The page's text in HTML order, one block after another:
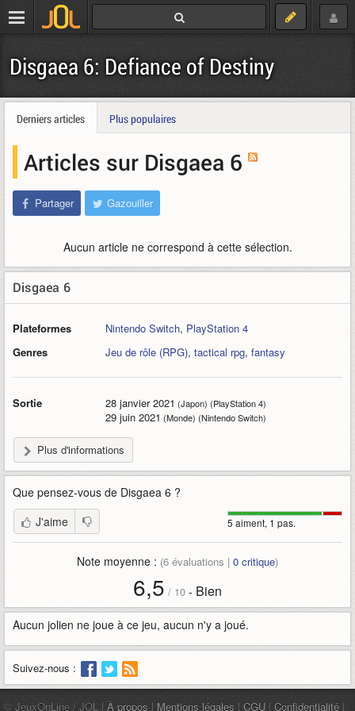
Disgaea 6: Defiance of Destiny
Derniers articles Plus populaires
Articles sur Disgaea 6
Partager Gazouiller
Aucun article ne correspond à cette sélection.
Disgaea 6
Plateformes Nintendo Switch, PlayStation 4
Genres
Jeu de rôle (RPG), tactical rpg, fantasy
Sortie 28 janvier 2021 (Japon) (PlayStation 4)
29 juin 2021 (Monde) (Nintendo Switch)
Plus d'informations
Que pensez-vous de Disgaea 6 ?
5 aiment, 1 pas.
J'aime
Note moyenne : (6 évaluations | 0 critique)
6,5 / 10 - Bien
Aucun jolien ne joue à ce jeu, aucun n'y a joué.
Suivez-nous :
© JeuxOnLine / JOL | À propos | Mentions légales | CGU | Confidentialité |